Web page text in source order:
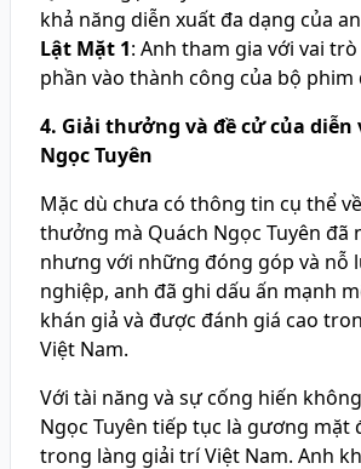
khả năng diễn xuất đa dạng của
Lật Mặt 1: Anh tham gia với vai
phần vào thành công của bộ phim
4. Giải thưởng và đề cử của diễn
Ngọc Tuyên
Mặc dù chưa có thông tin cụ thể
thưởng mà Quách Ngọc Tuyên đã
nhưng với những đóng góp và nỗ
nghiệp, anh đã ghi dấu ấn mạnh
khán giả và được đánh giá cao
Việt Nam.
Với tài năng và sự cống hiến
Ngọc Tuyên tiếp tục là gương mặt
trong làng giải trí Việt Nam. Anh